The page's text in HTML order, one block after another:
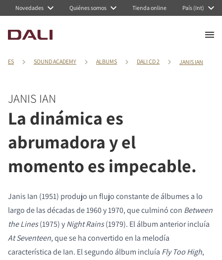
Novedades Quiénes somos Tienda online País (Int)
ES SOUND ACADEMY ALBUMS DALI CD 2 JANIS IAN
JANIS IAN
La dinámica es
abrumadora y el
momento es impecable.
Janis Ian (1951) produjo un flujo constante de álbumes a lo
largo de las décadas de 1960 y 1970, que culminó con Between
the Lines(1975) yNight Rains(1979). El álbum anterior incluía
At Seventeen, que se ha convertido en la melodía
característica de Ian. El segundo álbum incluía Fly Too High,